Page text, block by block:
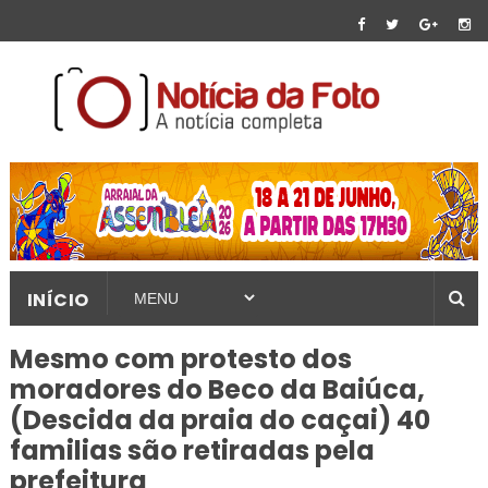
INÍCIO
Mesmo com protesto dos
moradores do Beco da Baiúca,
(Descida da praia do caçai) 40
familias são retiradas pela